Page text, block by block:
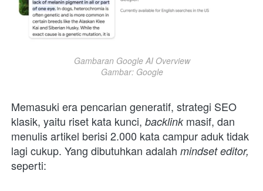
Gambaran Google AI Overview
Gambar: Google
Memasuki era pencarian generatif, strategi SEO
klasik, yaitu riset kata kunci, backlink masif, dan
menulis artikel berisi 2.000 kata campur aduk tidak
lagi cukup. Yang dibutuhkan adalah mindset editor,
seperti: